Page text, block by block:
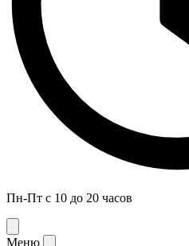
Пн-Пт с 10 до 20 часов
Меню